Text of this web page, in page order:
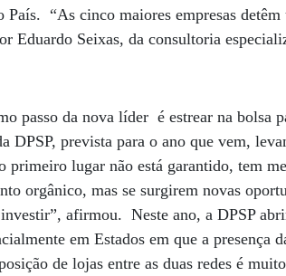
País. “As cinco maiores empresas
Eduardo Seixas, da consultoria
passo da nova líder é estrear na bolsa
DPSP, prevista para o ano que vem,
primeiro lugar não está garantido, tem
orgânico, mas se surgirem novas
afirmou. Neste ano, a DPSP
em Estados em que a presença
de lojas entre as duas redes é